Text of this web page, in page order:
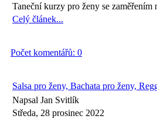
Taneční kurzy pro ženy se
Celý článek...
Počet komentářů: 0
Salsa pro ženy, Bachata pro ženy,
Napsal Jan Svitlík
Středa, 28 prosinec 2022